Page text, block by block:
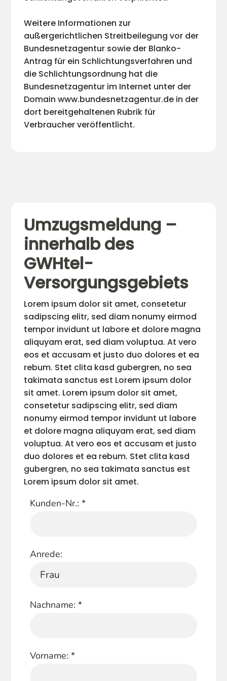
Weitere Informationen zur
außergerichtlichen Streitbeilegung vor der
Bundesnetzagentur sowie der Blanko-
Antrag für ein Schlichtungsverfahren und
die Schlichtungsordnung hat die
Bundesnetzagentur im Internet unter der
Domain www.bundesnetzagentur.de in der
dort bereitgehaltenen Rubrik für
Verbraucher veröffentlicht.
Umzugsmeldung –
innerhalb des
GWHtel-
Versorgungsgebiets
Lorem ipsum dolor sit amet, consetetur
sadipscing elitr, sed diam nonumy eirmod
tempor invidunt ut labore et dolore magna
aliquyam erat, sed diam voluptua. At vero
eos et accusam et justo duo dolores et ea
rebum. Stet clita kasd gubergren, no sea
takimata sanctus est Lorem ipsum dolor
sit amet. Lorem ipsum dolor sit amet,
consetetur sadipscing elitr, sed diam
nonumy eirmod tempor invidunt ut labore
et dolore magna aliquyam erat, sed diam
voluptua. At vero eos et accusam et justo
duo dolores et ea rebum. Stet clita kasd
gubergren, no sea takimata sanctus est
Lorem ipsum dolor sit amet.
Kunden-Nr.:*
Anrede:
Nachname:*
Vorname:*